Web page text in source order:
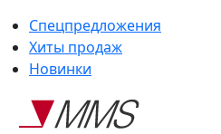
Спецпредложения
Хиты продаж
Новинки